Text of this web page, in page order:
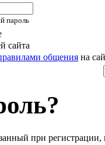
пароль
сайта
общения на
при